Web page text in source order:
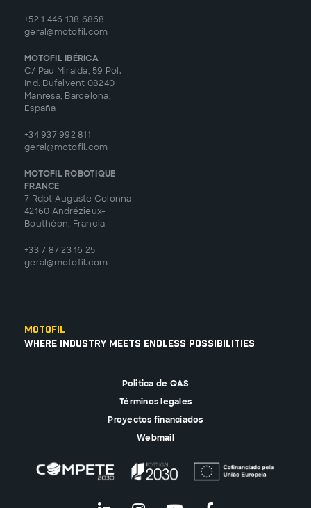
+52 1 446 138 6868
geral@motofil.com
MOTOFIL IBÉRICA
C/ Pau Miralda, 59 Pol.
Ind. Bufalvent 08240
Manresa, Barcelona,
España
+34 937 992 811
geral@motofil.com
MOTOFIL ROBOTIQUE
FRANCE
7 Rdpt Auguste Colonna
42160 Andrézieux-
Bouthéon, Francia
+33 7 87 23 16 25
geral@motofil.com
Motofil
Where Industry Meets Endless Possibilities
Politica de QAS
Términos legales
Proyectos financiados
Webmail